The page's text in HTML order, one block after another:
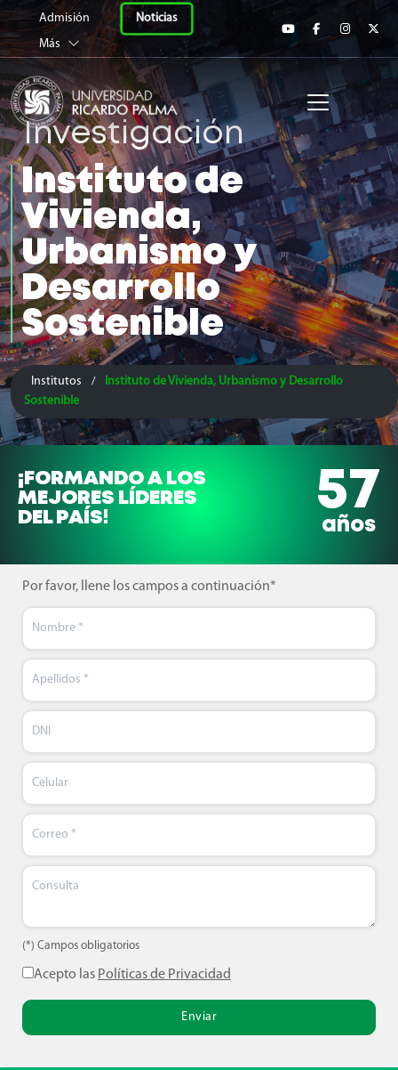
Admisión Noticias
Más
Universidad Ricardo
Investigación
Instituto de
Vivienda,
Urbanismo y
Desarrollo
Sostenible
Institutos /
Instituto de Vivienda, Urbanismo y Desarrollo
Sostenible
¡FORMANDO A LOS
MEJORES LÍDERES
DEL PAÍS!
57
años
Por favor, llene los campos a continuación*
(*) Campos obligatorios
Acepto las Políticas de Privacidad
Enviar